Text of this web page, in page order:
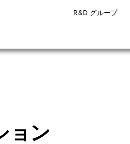
R&D グループ
ョン